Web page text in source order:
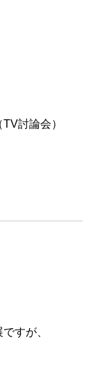
討論会）
すが、